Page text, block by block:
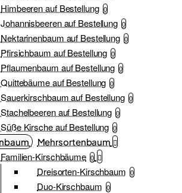
Himbeeren auf Bestellung 0
Johannisbeeren auf Bestellung 0
Nektarinenbaum auf Bestellung 0
Pfirsichbaum auf Bestellung 0
Pflaumenbaum auf Bestellung 0
Quittebäume auf Bestellung 0
Sauerkirschbaum auf Bestellung 0
Stachelbeeren auf Bestellung 0
Süße Kirsche auf Bestellung 0
Mehrsortenbaum
Familien-Kirschbäume 0
Dreisorten-Kirschbaum 0
Duo-Kirschbaum 0